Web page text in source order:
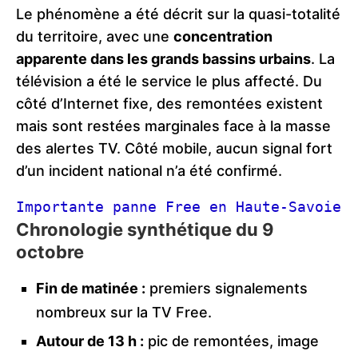
Le phénomène a été décrit sur la quasi-totalité
du territoire, avec une concentration
apparente dans les grands bassins urbains. La
télévision a été le service le plus affecté. Du
côté d’Internet fixe, des remontées existent
mais sont restées marginales face à la masse
des alertes TV. Côté mobile, aucun signal fort
d’un incident national n’a été confirmé.
Importante panne Free en Haute‑Savoie
Chronologie synthétique du 9
octobre
Fin de matinée : premiers signalements
nombreux sur la TV Free.
Autour de 13 h : pic de remontées, image